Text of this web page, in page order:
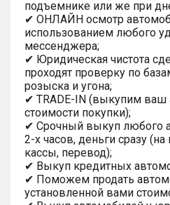
подъемнике или же при
✔ ОНЛАЙН осмотр
использованием любого
мессенджера;
✔ Юридическая чистота
проходят проверку по
розыска и угона;
✔ TRADE-IN (выкупим ваш
стоимости покупки);
✔ Срочный выкуп любого
2-х часов, деньги сразу
кассы, перевод);
✔ Выкуп кредитных
✔ Поможем продать
установленной вами